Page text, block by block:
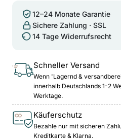
12–24 Monate Garantie
Sichere Zahlung · SSL
14 Tage Widerrufsrecht
Schneller Versand
Wenn 'Lagernd &
innerhalb Deutschlands 1-2
Werktage.
Käuferschutz
Bezahle nur mit sicheren
Kreditkarte & Klarna.